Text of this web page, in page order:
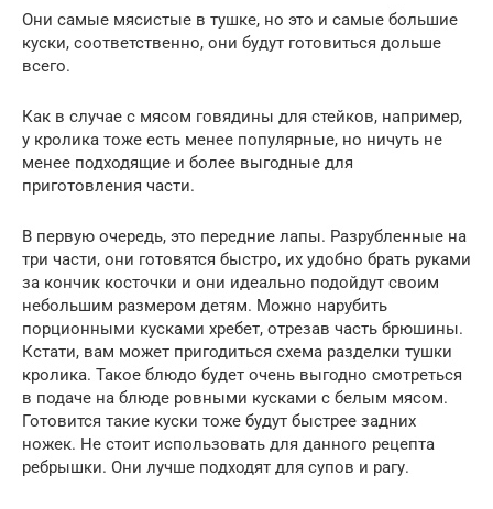
Они самые мясистые в тушке, но это и самые большие
куски, соответственно, они будут готовиться дольше
всего.
Как в случае с мясом говядины для стейков, например,
у кролика тоже есть менее популярные, но ничуть не
менее подходящие и более выгодные для
приготовления части.
В первую очередь, это передние лапы. Разрубленные на
три части, они готовятся быстро, их удобно брать руками
за кончик косточки и они идеально подойдут своим
небольшим размером детям. Можно нарубить
порционными кусками хребет, отрезав часть брюшины.
Кстати, вам может пригодиться схема разделки тушки
кролика. Такое блюдо будет очень выгодно смотреться
в подаче на блюде ровными кусками с белым мясом.
Готовится такие куски тоже будут быстрее задних
ножек. Не стоит использовать для данного рецепта
ребрышки. Они лучше подходят для супов и рагу.